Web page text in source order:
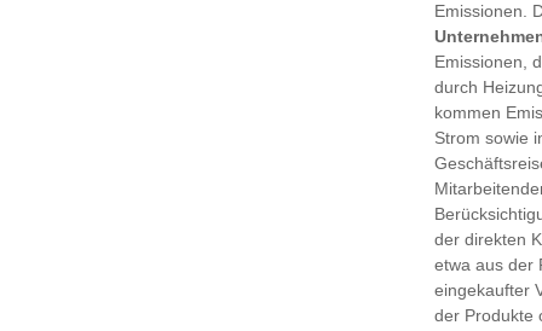
Emissionen.
Emissionen,
durch
kommen
Strom sowie
der direkten
etwa aus der
eingekaufter
der Produkte